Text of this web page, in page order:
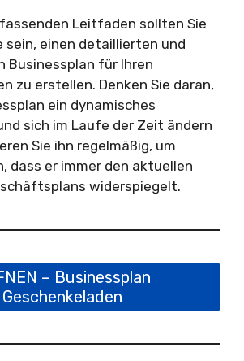
Leitfaden sollten Sie
sein, einen detaillierten und
Businessplan für Ihren
zu erstellen. Denken Sie daran,
ein dynamisches
sich im Laufe der Zeit ändern
Sie ihn regelmäßig, um
dass er immer den aktuellen
widerspiegelt.
– Businessplan
Geschenkeladen